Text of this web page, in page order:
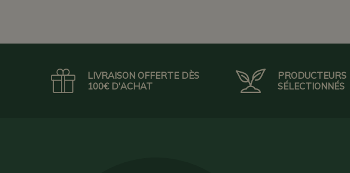
LIVRAISON OFFERTE DÈS
100€ D'ACHAT
PRODUCTEURS
SÉLECTIONNÉS